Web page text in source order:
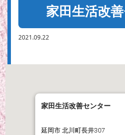
家田生活改
2021.09.22
家田生活改善センター
延岡市 北川町長井307